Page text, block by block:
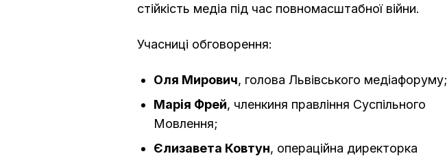
стійкість медіа під час повномасштабної війни.
Учасниці обговорення:
Оля Мирович, голова Львівського медіафоруму;
Марія Фрей, членкиня правління Суспільного
Мовлення;
Єлизавета Ковтун, операційна директорка